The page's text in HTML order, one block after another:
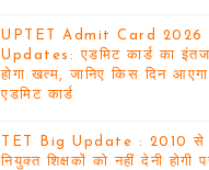
UPTET Admit Card 2026
Updates: एडमिट कार्ड का
होगा खत्म, जानिए किस दिन
एडमिट कार्ड
TET Big Update : 2010 से
नियुक्त शिक्षकों को नहीं देनी होगी